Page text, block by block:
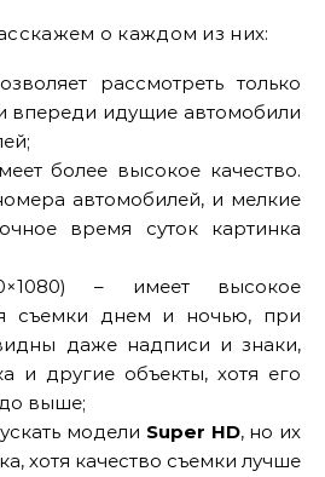
о каждом из них:
рассмотреть только
впереди идущие автомобили
более высокое качество.
автомобилей, и мелкие
время суток картинка
– имеет высокое
съемки днем и ночью, при
даже надписи и знаки,
и другие объекты, хотя его
выше;
модели Super HD, но их
хотя качество съемки лучше